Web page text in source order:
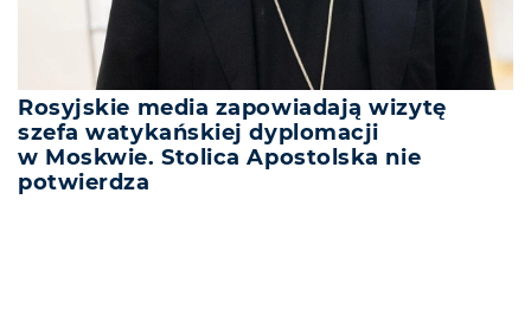
Rosyjskie media zapowiadają wizytę
szefa watykańskiej dyplomacji
w Moskwie. Stolica Apostolska nie
potwierdza